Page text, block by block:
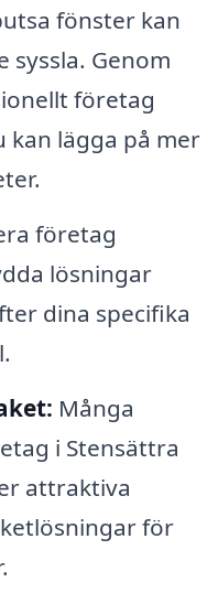
fönster kan
syssla. Genom
företag
kan lägga på mer
företag
lösningar
dina specifika
Många
i Stensättra
attraktiva
för